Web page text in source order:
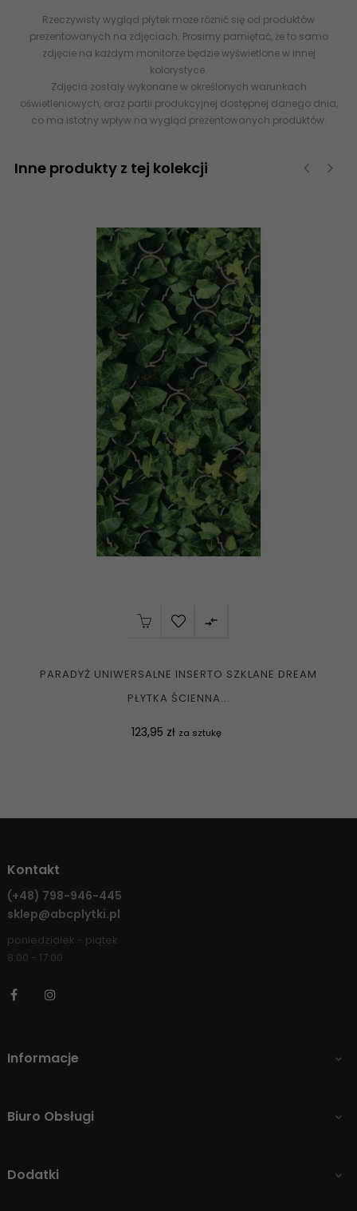
Rzeczywisty wygląd płytek może różnić się od produktów
prezentowanych na zdjęciach. Prosimy pamiętać, że to samo
zdjęcie na każdym monitorze będzie wyświetlone w innej
kolorystyce.
Zdjęcia zostały wykonane w określonych warunkach
oświetleniowych, oraz partii produkcyjnej dostępnej danego dnia,
co ma istotny wpływ na wygląd prezentowanych produktów.
Inne produkty z tej kolekcji

PARADYŻ UNIWERSALNE INSERTO SZKLANE DREAM
PŁYTKA ŚCIENNA...
Cena
123,95 zł za sztukę
Kontakt
(+48) 798-946-445
sklep@abcplytki.pl
poniedziałek - piątek
8:00 - 17:00
Facebook
Informacje 
Biuro Obsługi 
Dodatki 